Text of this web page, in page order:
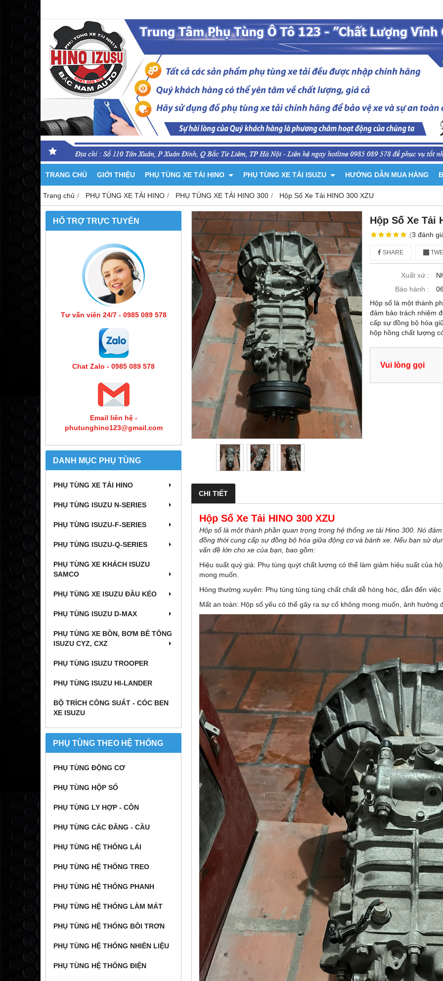
TRANG CHỦ GIỚI THIỆU PHỤ TÙNG XE TẢI HINO PHỤ TÙNG XE TẢI ISUZU HƯỚNG DẪN MUA HÀNG
Trang chủ PHỤ TÙNG XE TẢI HINO PHỤ TÙNG XE TẢI HINO 300 Hộp Số Xe Tải HINO 300 XZU
HỔ TRỢ TRỰC TUYẾN
Tư vấn viên 24/7 - 0985 089 578
Chat Zalo - 0985 089 578
Email liên hệ -
phutunghino123@gmail.com
DANH MỤC PHỤ TÙNG
PHỤ TÙNG XE TẢI HINO
PHỤ TÙNG ISUZU N-SERIES
PHỤ TÙNG ISUZU-F-SERIES
PHỤ TÙNG ISUZU-Q-SERIES
PHỤ TÙNG XE KHÁCH ISUZU
SAMCO
PHỤ TÙNG XE ISUZU ĐẦU KÉO
PHỤ TÙNG ISUZU D-MAX
PHỤ TÙNG XE BỒN, BƠM BÊ TÔNG
ISUZU CYZ, CXZ
PHỤ TÙNG ISUZU TROOPER
PHỤ TÙNG ISUZU HI-LANDER
BỘ TRÍCH CÔNG SUẤT - CÓC BEN
XE ISUZU
PHỤ TÙNG THEO HỆ THỐNG
PHỤ TÙNG ĐỘNG CƠ
PHỤ TÙNG HỘP SỐ
PHỤ TÙNG LY HỢP - CÔN
PHỤ TÙNG CÁC ĐĂNG - CẦU
PHỤ TÙNG HỆ THỐNG LÁI
PHỤ TÙNG HỆ THỐNG TREO
PHỤ TÙNG HỆ THỐNG PHANH
PHỤ TÙNG HỆ THỐNG LÀM MÁT
PHỤ TÙNG HỆ THỐNG BÔI TRƠN
PHỤ TÙNG HỆ THỐNG NHIÊN LIỆU
PHỤ TÙNG HỆ THỐNG ĐIỆN
Hộp Số Xe Tải
(3 đánh
SHARE
Xuất xứ :
Bảo hành :
Hộp số là một thành
đảm bảo trách nhiệm
cấp sự đồng bộ hóa
hộp hồng chất lượng
Vui lòng gọi
CHI TIẾT
Hộp Số Xe Tải HINO 300 XZU
Hộp số là một thành phần quan trọng trong hệ thống xe tải Hino 300. Nó
đồng thời cung cấp sự đồng bộ hóa giữa động cơ và bánh xe. Nếu bạn sử
vấn đề lớn cho xe của bạn, bao gồm:
Hiệu suất quý giá: Phụ tùng quýt chất lượng có thể làm giảm hiệu suất của
mong muốn.
Hỏng thường xuyên: Phụ tùng tùng tùng chất chất dễ hỏng hóc, dẫn đến
Mất an toàn: Hộp số yếu có thể gây ra sự cố không mong muốn, ảnh hưởng